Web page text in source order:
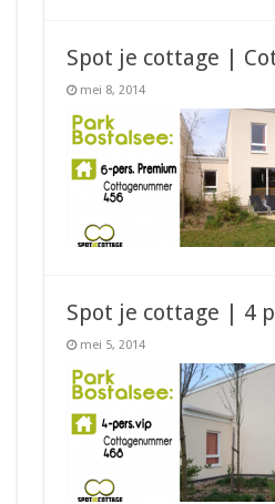
Spot je cottage |
mei 8, 2014
Spot je cottage | 4
mei 5, 2014